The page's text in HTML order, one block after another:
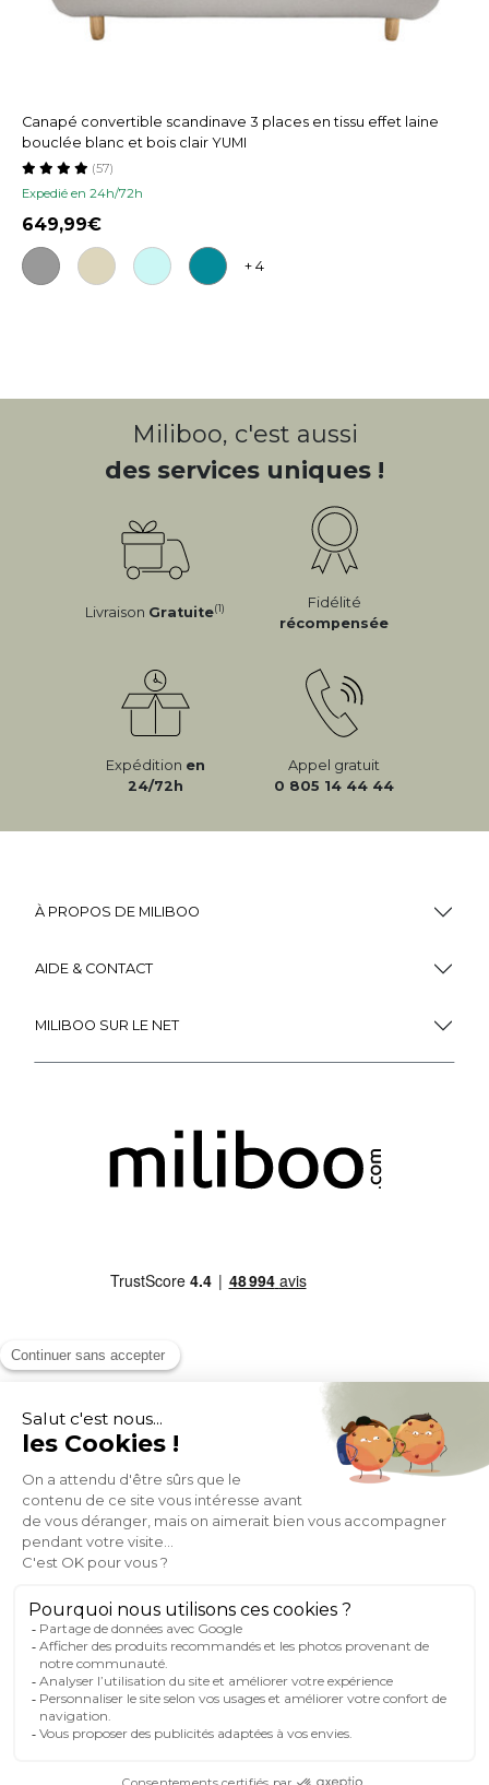
Canapé convertible scandinave 3 places en tissu effet laine
bouclée blanc et bois clair YUMI
Expedié en 24h/72h
(57)
649,99
+ 4
Miliboo, c'est aussi
des services uniques !
Livraison Gratuite(1)
Fidélité
récompensée
Expédition en
24/72h
Appel gratuit
0 805 14 44 44
À PROPOS DE MILIBOO
AIDE & CONTACT
MILIBOO SUR LE NET
MOYENS DE PAIEMENT
SOCIAL NETWORK